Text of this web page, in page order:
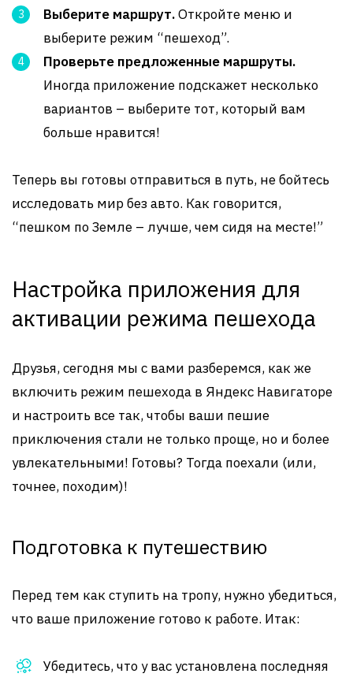
Выберите маршрут.Откройте меню и
выберите режим “пешеход”.
Проверьте предложенные маршруты.
Иногда приложение подскажет несколько
вариантов – выберите тот, который вам
больше нравится!
Теперь вы готовы отправиться в путь, не бойтесь
исследовать мир без авто. Как говорится,
“пешком по Земле – лучше, чем сидя на месте!”
Настройка приложения для
активации режима пешехода
Друзья, сегодня мы с вами разберемся, как же
включить режим пешехода в Яндекс Навигаторе
и настроить все так, чтобы ваши пешие
приключения стали не только проще, но и более
увлекательными! Готовы? Тогда поехали (или,
точнее, походим)!
Подготовка к путешествию
Перед тем как ступить на тропу, нужно убедиться,
что ваше приложение готово к работе. Итак:
Убедитесь, что у вас установлена последняя